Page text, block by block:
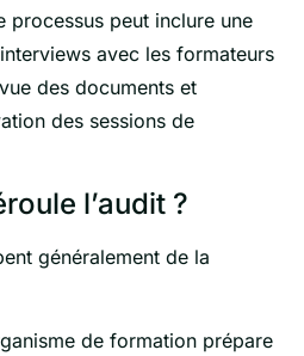
processus peut inclure une
avec les formateurs
des documents et
des sessions de
l’audit ?
généralement de la
de formation prépare